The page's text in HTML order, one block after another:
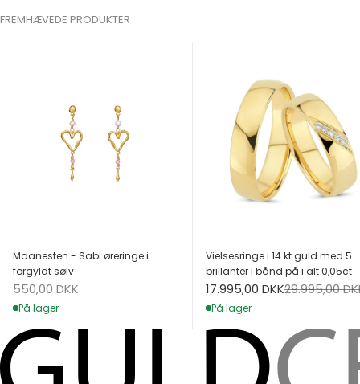
FREMHÆVEDE PRODUKTER
Maanesten - Sabi øreringe i
forgyldt sølv
Salgspris
550,00 DKK
På lager
Vielsesringe i 14 kt guld med 5
brillanter i bånd på i alt 0,05ct
Salgspris
17.995,00 DKKNormalpris
29.995,00
På lager